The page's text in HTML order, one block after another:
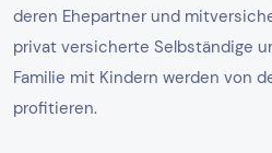
deren Ehepartner und
privat versicherte Selbständige
Familie mit Kindern werden von
profitieren.